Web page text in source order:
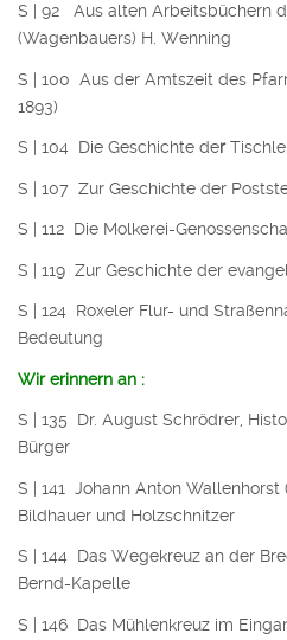
S | 92 Aus alten Arbeitsbüchern
(Wagenbauers) H. Wenning
S | 100 Aus der Amtszeit des
1893)
S | 104 Die Geschichte der
S | 107 Zur Geschichte der
S | 112 Die Molkerei-
S | 119 Zur Geschichte der
S | 124 Roxeler Flur- und
Bedeutung
Wir erinnern an :
S | 135 Dr. August Schrödrer,
Bürger
S | 141 Johann Anton Wallenhorst
Bildhauer und Holzschnitzer
S | 144 Das Wegekreuz an der
Bernd-Kapelle
S | 146 Das Mühlenkreuz im